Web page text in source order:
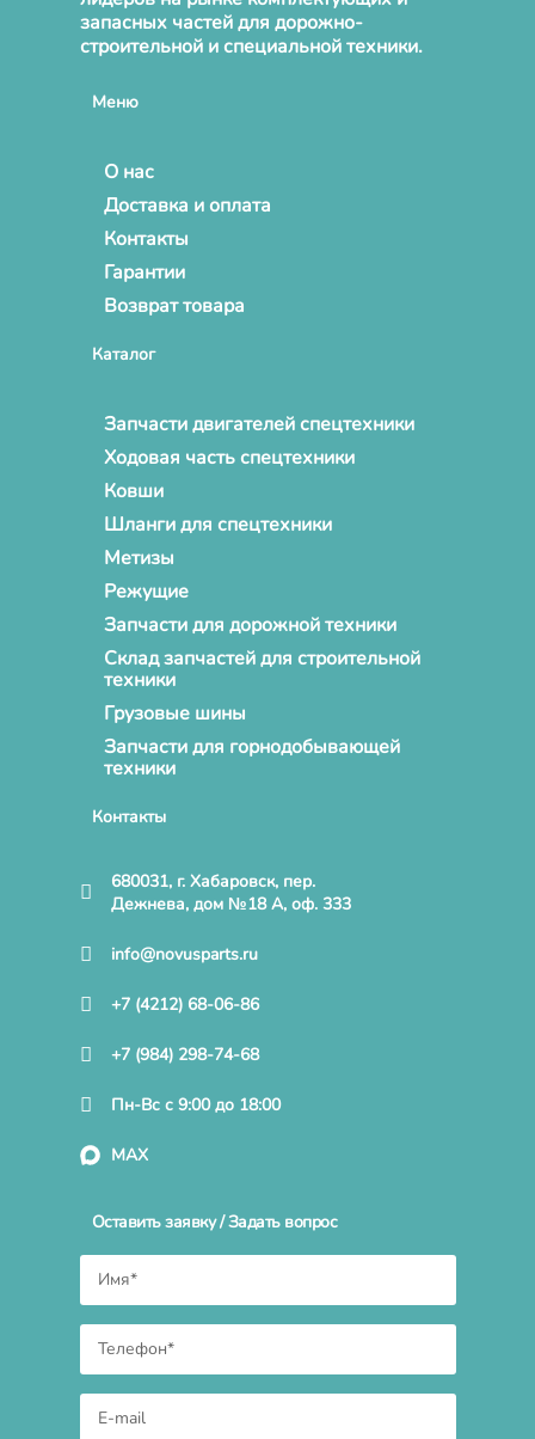
запасных частей для дорожно-
строительной и специальной техники.
Меню
О нас
Доставка и оплата
Контакты
Гарантии
Возврат товара
Каталог
Запчасти двигателей спецтехники
Ходовая часть спецтехники
Ковши
Шланги для спецтехники
Метизы
Режущие
Запчасти для дорожной техники
Склад запчастей для строительной
техники
Грузовые шины
Запчасти для горнодобывающей
техники
Контакты
680031, г. Хабаровск, пер.
Дежнева, дом №18 А, оф. 333
info@novusparts.ru
+7 (4212) 68-06-86
+7 (984) 298-74-68
Пн-Вс с 9:00 до 18:00
MAX
Оставить заявку / Задать вопрос